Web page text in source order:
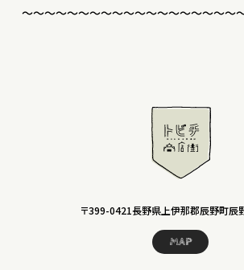
〜〜〜〜〜〜〜〜〜〜〜〜〜〜〜〜〜〜〜
〒399-0421長野県上伊那郡辰野町辰
MAP